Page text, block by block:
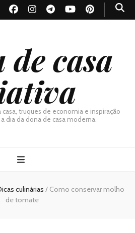
de casa
casa, truques de economia e inspiração
dia da dona de casa moderna.
culinárias / Como conservar molho
de tomate